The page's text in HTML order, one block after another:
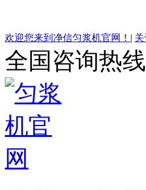
欢迎您来到净信匀浆机官网！ |
全国咨询热线